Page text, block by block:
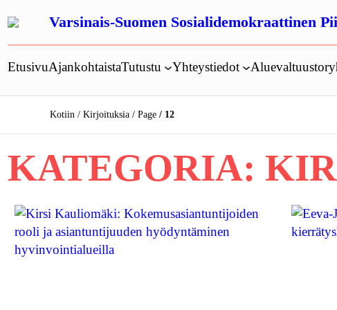
sisältöön
Varsinais-Suomen Sosialidemokraattinen
EtusivuAjankohtaistaTutustu Yhteystiedot
Kotiin Kirjoituksia Page 12
KATEGORIA: